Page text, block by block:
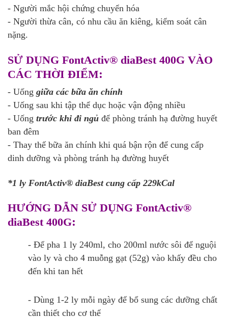
- Người mắc hội chứng chuyển hóa
- Người thừa cân, có nhu cầu ăn kiêng, kiểm soát cân
nặng.
SỬ DỤNG FontActiv® diaBest400G VÀO
CÁC THỜI ĐIỂM:
- Uống giữa các bữa ăn chính
- Uống sau khi tập thể dục hoặc vận động nhiều
- Uống trước khi đi ngủ để phòng tránh hạ đường huyết
ban đêm
- Thay thế bữa ăn chính khi quá bận rộn để cung cấp
dinh dưỡng và phòng tránh hạ đường huyết
*1 ly FontActiv® diaBest cung cấp 229kCal
HƯỚNG DẪN SỬ DỤNG FontActiv®
diaBest 400G:
- Để pha 1 ly 240ml, cho 200ml nước sôi để nguội
vào ly và cho 4 muỗng gạt (52g) vào khấy đều cho
đến khi tan hết
- Dùng 1-2 ly mỗi ngày để bổ sung các dưỡng chất
cần thiết cho cơ thể